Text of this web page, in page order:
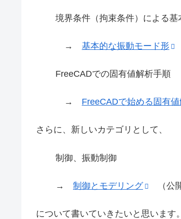
境界条件（拘束条件）による
→ 基本的な振動モード形
FreeCADでの固有値解析手順
→ FreeCADで始める固有値
さらに、新しいカテゴリとして、
制御、振動制御
→ 制御とモデリング （公
について書いていきたいと思います。